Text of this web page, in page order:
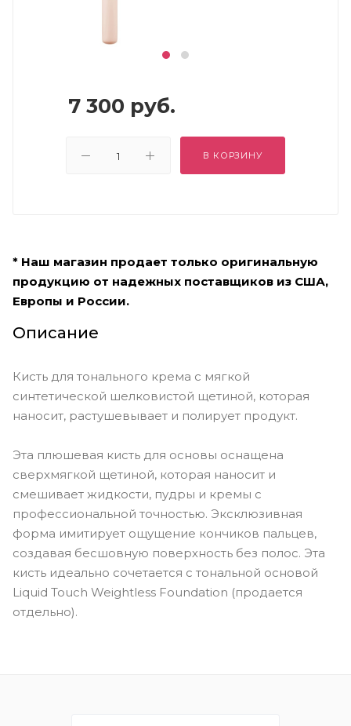
7 300 руб.
В КОРЗИНУ
* Наш магазин продает только оригинальную
продукцию от надежных поставщиков из США,
Европы и России.
Описание
Кисть для тонального крема с мягкой
синтетической шелковистой щетиной, которая
наносит, растушевывает и полирует продукт.
Эта плюшевая кисть для основы оснащена
сверхмягкой щетиной, которая наносит и
смешивает жидкости, пудры и кремы с
профессиональной точностью. Эксклюзивная
форма имитирует ощущение кончиков пальцев,
создавая бесшовную поверхность без полос. Эта
кисть идеально сочетается с тональной основой
Liquid Touch Weightless Foundation (продается
отдельно).